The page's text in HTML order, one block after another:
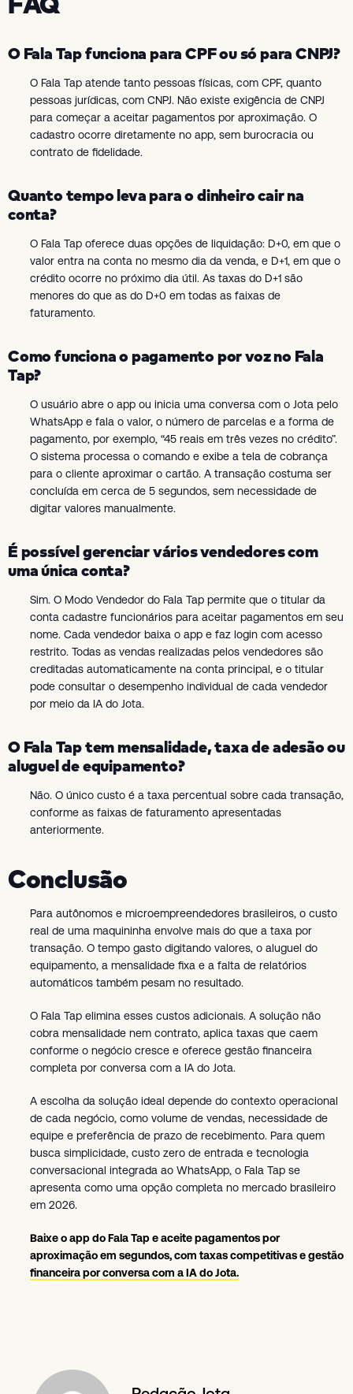
O Fala Tap funciona para CPF ou só para CNPJ?
O Fala Tap atende tanto pessoas físicas, com CPF, quanto
pessoas jurídicas, com CNPJ. Não existe exigência de CNPJ
para começar a aceitar pagamentos por aproximação. O
cadastro ocorre diretamente no app, sem burocracia ou
contrato de fidelidade.
Quanto tempo leva para o dinheiro cair na
conta?
O Fala Tap oferece duas opções de liquidação: D+0, em que o
valor entra na conta no mesmo dia da venda, e D+1, em que o
crédito ocorre no próximo dia útil. As taxas do D+1 são
menores do que as do D+0 em todas as faixas de
faturamento.
Como funciona o pagamento por voz no Fala
Tap?
O usuário abre o app ou inicia uma conversa com o Jota pelo
WhatsApp e fala o valor, o número de parcelas e a forma de
pagamento, por exemplo, “45 reais em três vezes no crédito”.
O sistema processa o comando e exibe a tela de cobrança
para o cliente aproximar o cartão. A transação costuma ser
concluída em cerca de 5 segundos, sem necessidade de
digitar valores manualmente.
É possível gerenciar vários vendedores com
uma única conta?
Sim. O Modo Vendedor do Fala Tap permite que o titular da
conta cadastre funcionários para aceitar pagamentos em seu
nome. Cada vendedor baixa o app e faz login com acesso
restrito. Todas as vendas realizadas pelos vendedores são
creditadas automaticamente na conta principal, e o titular
pode consultar o desempenho individual de cada vendedor
por meio da IA do Jota.
O Fala Tap tem mensalidade, taxa de adesão ou
aluguel de equipamento?
Não. O único custo é a taxa percentual sobre cada transação,
conforme as faixas de faturamento apresentadas
anteriormente.
Conclusão
Para autônomos e microempreendedores brasileiros, o custo
real de uma maquininha envolve mais do que a taxa por
transação. O tempo gasto digitando valores, o aluguel do
equipamento, a mensalidade fixa e a falta de relatórios
automáticos também pesam no resultado.
O Fala Tap elimina esses custos adicionais. A solução não
cobra mensalidade nem contrato, aplica taxas que caem
conforme o negócio cresce e oferece gestão financeira
completa por conversa com a IA do Jota.
A escolha da solução ideal depende do contexto operacional
de cada negócio, como volume de vendas, necessidade de
equipe e preferência de prazo de recebimento. Para quem
busca simplicidade, custo zero de entrada e tecnologia
conversacional integrada ao WhatsApp, o Fala Tap se
apresenta como uma opção completa no mercado brasileiro
em 2026.
Baixe o app do Fala Tape aceite pagamentos por
aproximação em segundos, com taxas competitivas e gestão
financeira por conversa com a IA do Jota.